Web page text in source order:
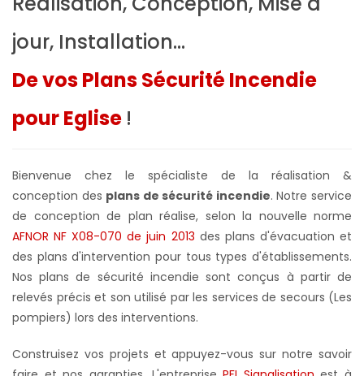
jour, Installation...
De vos Plans Sécurité Incendie
pour Eglise !
Bienvenue chez le spécialiste de la réalisation &
conception des plans de sécurité incendie. Notre service
de conception de plan réalise, selon la nouvelle norme
AFNOR NF X08-070 de juin 2013 des plans d'évacuation et
des plans d'intervention pour tous types d'établissements.
Nos plans de sécurité incendie sont conçus à partir de
relevés précis et son utilisé par les services de secours (Les
pompiers) lors des interventions.
Construisez vos projets et appuyez-vous sur notre savoir